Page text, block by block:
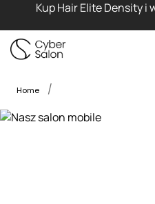
Kup Hair Elite Density i
Home